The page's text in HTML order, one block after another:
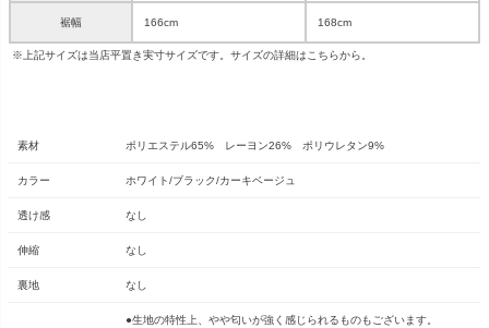
裾幅 166cm 168cm
※上記サイズは当店平置き実寸サイズです。サイズの詳細はこちらから。
素材 ポリエステル65% レーヨン26% ポリウレタン9%
カラー ホワイト/ブラック/カーキベージュ
透け感 なし
伸縮 なし
裏地 なし
●生地の特性上、やや匂いが強く感じられるものもございます。